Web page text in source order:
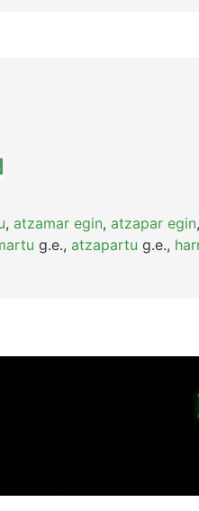
, atzamar egin, atzapar egin,
g.e., atzapartu g.e.,